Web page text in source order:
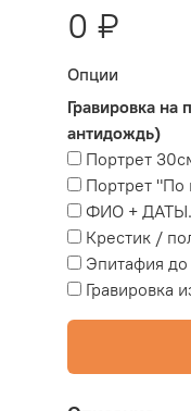
0 ₽
Опции
Гравировка на
антидождь)
Портрет
Портрет "По
ФИО + ДАТЫ.
Крестик /
Эпитафия
Гравировка